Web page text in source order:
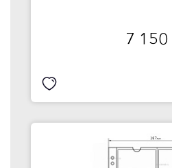
7 150